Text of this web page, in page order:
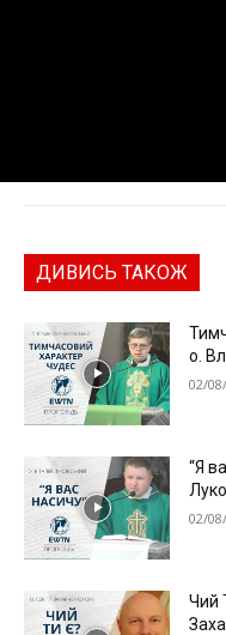
ДИВИСЬ ТАКОЖ
о.
02/
“Я
02/
Чий